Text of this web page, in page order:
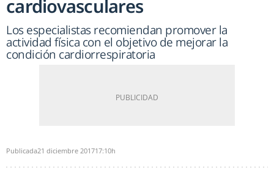
cardiovasculares
Los especialistas recomiendan promover la
actividad física con el objetivo de mejorar la
condición cardiorrespiratoria
Publicada21 diciembre 201717:10h